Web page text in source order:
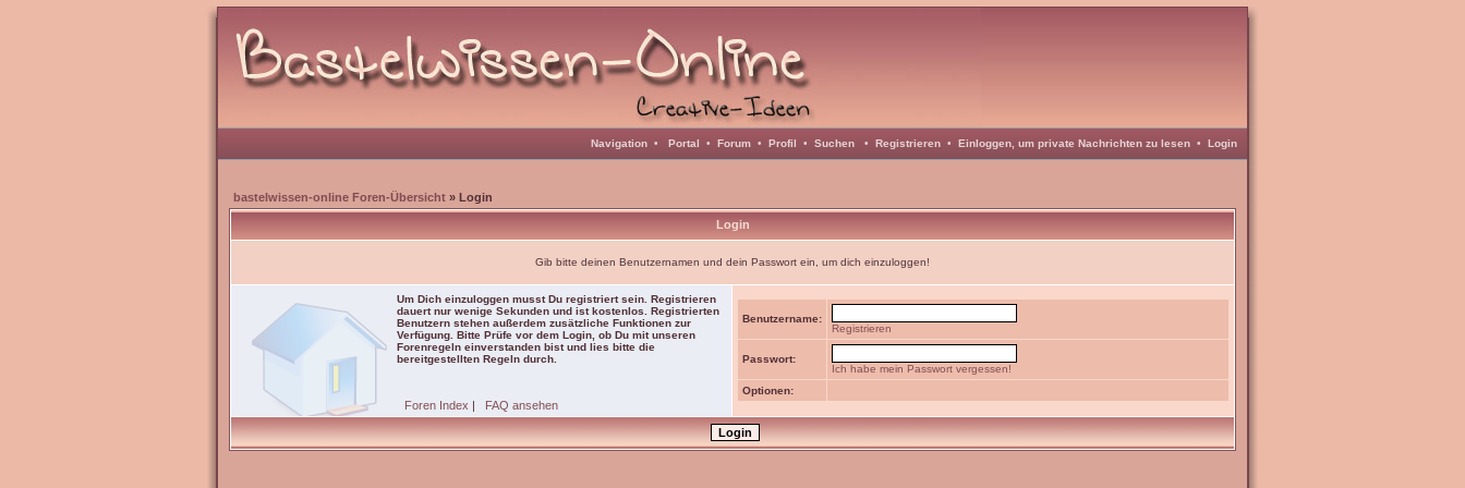
Navigation • Portal • Forum • Profil • Suchen • Registrieren • Einloggen, um private Nachrichten zu lesen • Login
bastelwissen-online Foren-Übersicht » Login
Login
Gib bitte deinen Benutzernamen und dein Passwort ein, um dich einzuloggen!
Um Dich einzuloggen musst Du registriert sein. Registrieren
dauert nur wenige Sekunden und ist kostenlos. Registrierten
Benutzern stehen außerdem zusätzliche Funktionen zur
Verfügung. Bitte Prüfe vor dem Login, ob Du mit unseren
Forenregeln einverstanden bist und lies bitte die
bereitgestellten Regeln durch.
Foren Index | FAQ ansehen
Benutzername:
Registrieren
Passwort:
Ich habe mein Passwort vergessen!
Optionen: